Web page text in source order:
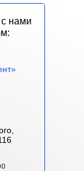
нами